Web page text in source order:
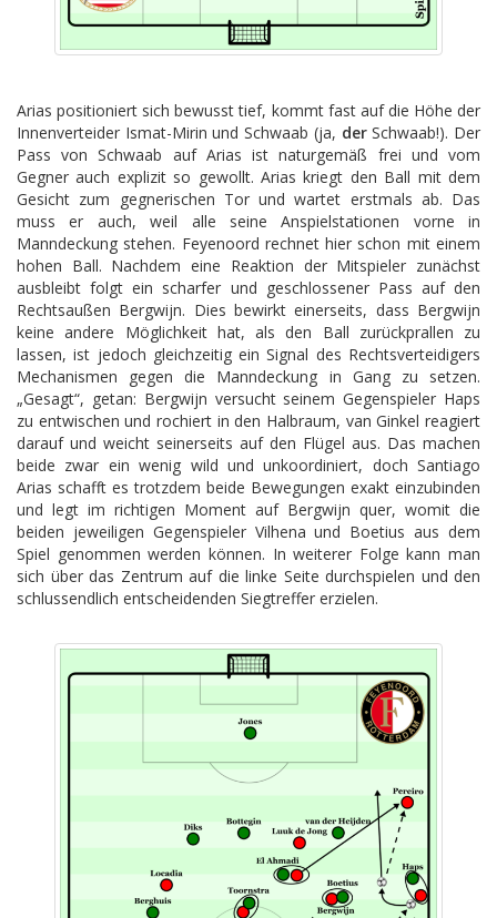
Arias positioniert sich bewusst tief, kommt fast auf die Höhe der
Innenverteider Ismat-Mirin und Schwaab (ja, derSchwaab!). Der
Pass von Schwaab auf Arias ist naturgemäß frei und vom
Gegner auch explizit so gewollt. Arias kriegt den Ball mit dem
Gesicht zum gegnerischen Tor und wartet erstmals ab. Das
muss er auch, weil alle seine Anspielstationen vorne in
Manndeckung stehen. Feyenoord rechnet hier schon mit einem
hohen Ball. Nachdem eine Reaktion der Mitspieler zunächst
ausbleibt folgt ein scharfer und geschlossener Pass auf den
Rechtsaußen Bergwijn. Dies bewirkt einerseits, dass Bergwijn
keine andere Möglichkeit hat, als den Ball zurückprallen zu
lassen, ist jedoch gleichzeitig ein Signal des Rechtsverteidigers
Mechanismen gegen die Manndeckung in Gang zu setzen.
„Gesagt“, getan: Bergwijn versucht seinem Gegenspieler Haps
zu entwischen und rochiert in den Halbraum, van Ginkel reagiert
darauf und weicht seinerseits auf den Flügel aus. Das machen
beide zwar ein wenig wild und unkoordiniert, doch Santiago
Arias schafft es trotzdem beide Bewegungen exakt einzubinden
und legt im richtigen Moment auf Bergwijn quer, womit die
beiden jeweiligen Gegenspieler Vilhena und Boetius aus dem
Spiel genommen werden können. In weiterer Folge kann man
sich über das Zentrum auf die linke Seite durchspielen und den
schlussendlich entscheidenden Siegtreffer erzielen.